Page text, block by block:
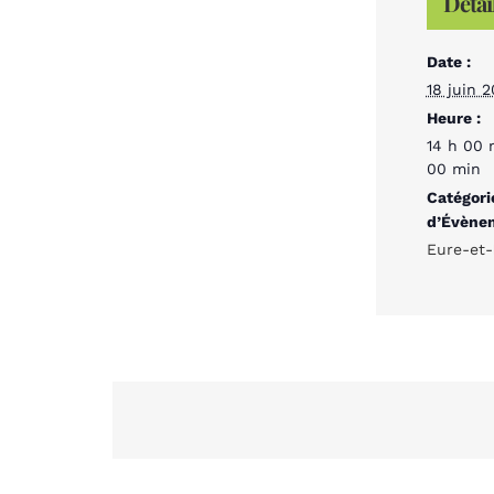
Date :
18 juin
Heure :
14 h 00
00 min
Eure-